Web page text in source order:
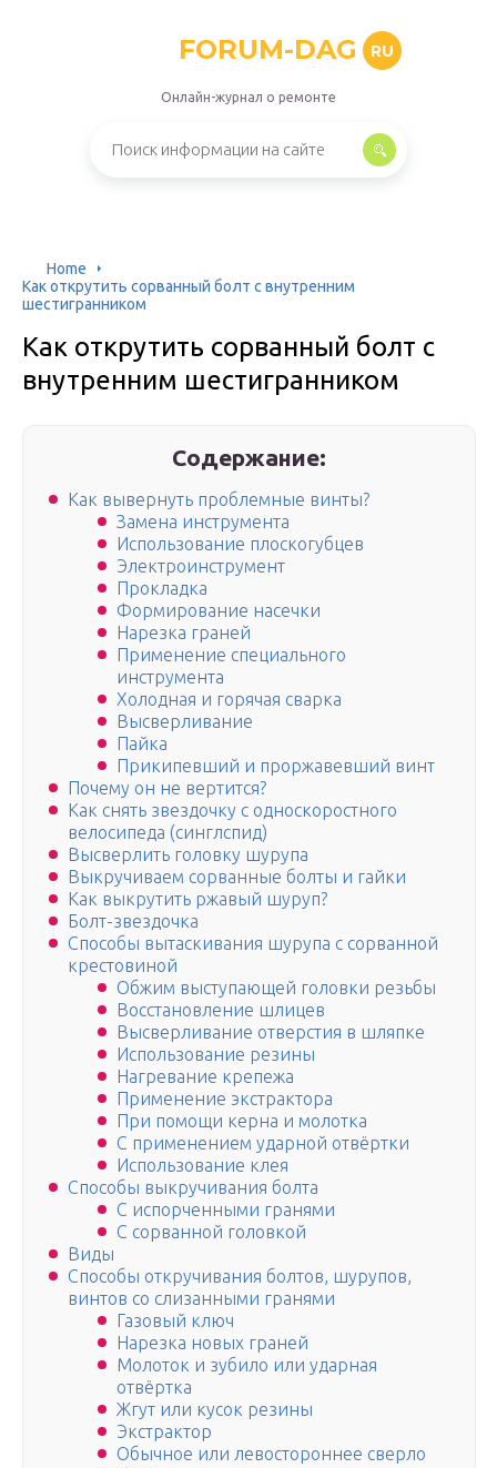
FORUM-DAG RU
Онлайн-журнал о ремонте
Home
Как открутить сорванный болт с внутренним
шестигранником
Как открутить сорванный болт с
внутренним шестигранником
Содержание:
Как вывернуть проблемные винты?
Замена инструмента
Использование плоскогубцев
Электроинструмент
Прокладка
Формирование насечки
Нарезка граней
Применение специального
инструмента
Холодная и горячая сварка
Высверливание
Пайка
Прикипевший и проржавевший винт
Почему он не вертится?
Как снять звездочку с односкоростного
велосипеда (синглспид)
Высверлить головку шурупа
Выкручиваем сорванные болты и гайки
Как выкрутить ржавый шуруп?
Болт-звездочка
Способы вытаскивания шурупа с сорванной
крестовиной
Обжим выступающей головки резьбы
Восстановление шлицев
Высверливание отверстия в шляпке
Использование резины
Нагревание крепежа
Применение экстрактора
При помощи керна и молотка
С применением ударной отвёртки
Использование клея
Способы выкручивания болта
С испорченными гранями
С сорванной головкой
Виды
Способы откручивания болтов, шурупов,
винтов со слизанными гранями
Газовый ключ
Нарезка новых граней
Молоток и зубило или ударная
отвёртка
Жгут или кусок резины
Экстрактор
Обычное или левостороннее сверло